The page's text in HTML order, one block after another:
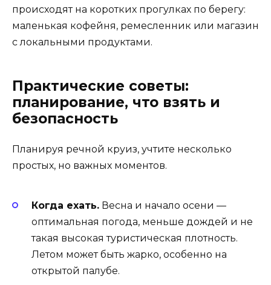
происходят на коротких прогулках по берегу:
маленькая кофейня, ремесленник или магазин
с локальными продуктами.
Практические советы:
планирование, что взять и
безопасность
Планируя речной круиз, учтите несколько
простых, но важных моментов.
Когда ехать. Весна и начало осени —
оптимальная погода, меньше дождей и не
такая высокая туристическая плотность.
Летом может быть жарко, особенно на
открытой палубе.